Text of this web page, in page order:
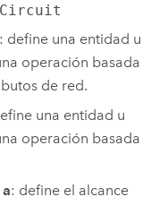
Circuit
: define una entidad u
operación basada
de red.
una entidad u
operación basada
: define el alcance